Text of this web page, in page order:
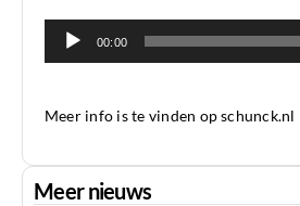
Audiospeler
00:00
Meer info is te vinden op schunck.nl
Meer nieuws